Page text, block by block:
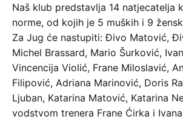
Naš klub predstavlja 14 natjecatelja
norme, od kojih je 5 muških i 9
Za Jug će nastupiti: Đivo Matović,
Michel Brassard, Mario Šurković,
Vincencija Violić, Frane Miloslavić,
Filipović, Adriana Marinović, Doris
Ljuban, Katarina Matović, Katarina
vodstvom trenera Frane Ćirka i